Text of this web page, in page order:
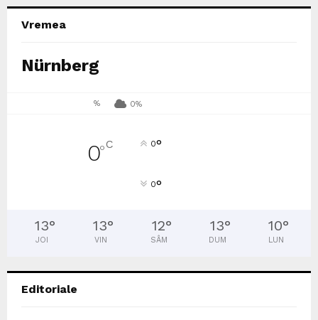
Vremea
Nürnberg
% 0%
0°C 0°
0°
13°
JOI
13°
VIN
12°
SÂM
13°
DUM
10°
LUN
Editoriale